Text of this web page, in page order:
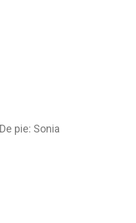
pie: Sonia